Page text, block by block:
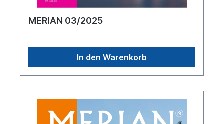
MERIAN 03/2025
In den Warenkorb